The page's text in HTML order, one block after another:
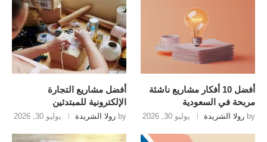
أفضل 10 أفكار مشاريع ناشئة
مربحة في السعودية
by رولا الشريدة يوليو 30, 2026
أفضل مشاريع التجارة
الإلكترونية للمبتدئين
by رولا الشريدة يوليو 30, 2026